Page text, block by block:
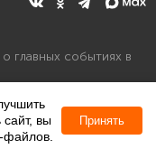
главных событиях в
сайт, вы
файлов.
Принять